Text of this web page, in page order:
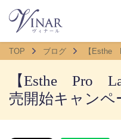
TOP ブログ 【Esthe
【Esthe Pro
売開始キャン